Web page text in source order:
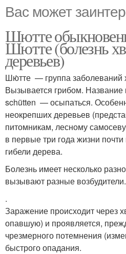
Вас может
Шютте
Шютте (болезнь
деревьев)
Шю́тте — группа заболеваний
Вызывается грибом. Название
schütten — осыпаться.
неокрепших деревьев
питомникам, лесному
в первые три года жизни
гибели дерева.
Болезнь имеет несколько
вызывают разные возбудители.
.
Заражение происходит через
опавшую) и проявляется,
чрезмерного потемнения
быстрого опадания.